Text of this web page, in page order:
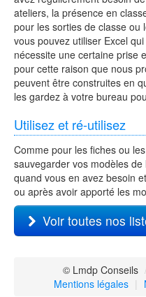
ateliers, la présence en
pour les sorties de classe ou
vous pouvez utiliser Excel
nécessite une certaine prise
pour cette raison que nous
peuvent être construites en
les gardez à votre bureau
Utilisez et ré-utilisez
Comme pour les fiches ou
sauvegarder vos modèles
quand vous en avez besoin
ou après avoir apporté les
Voir toutes nos
© Lmdp Conseils
Mentions légales |